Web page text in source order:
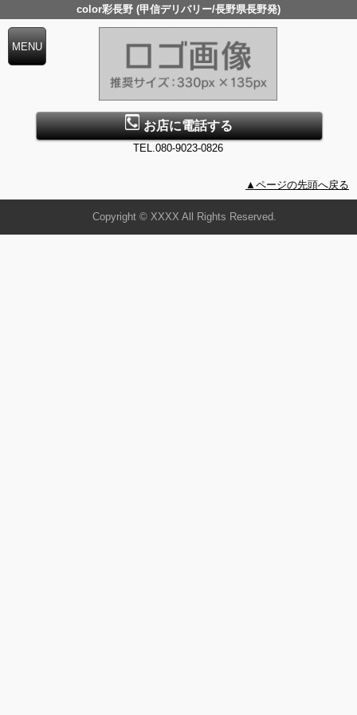
color彩長野 (甲信デリバリー/長野県長野発)
お店に電話する
TEL.080-9023-0826
▲ページの先頭へ戻る
Copyright © XXXX All Rights Reserved.